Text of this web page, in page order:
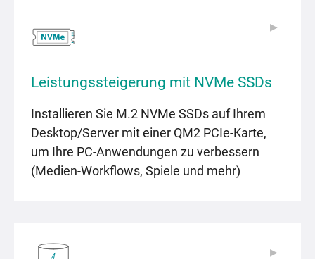
Leistungssteigerung mit NVMe SSDs
Installieren Sie M.2 NVMe SSDs auf Ihrem
Desktop/Server mit einer QM2 PCIe-Karte,
um Ihre PC-Anwendungen zu verbessern
(Medien-Workflows, Spiele und mehr)
▶
▶